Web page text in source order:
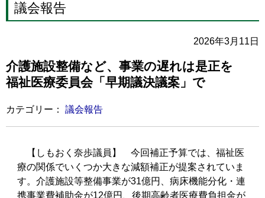
議会報告
2026年3月11日
介護施設整備など、事業の遅れは是正を
福祉医療委員会「早期議決議案」で
カテゴリー： 議会報告
【しもおく奈歩議員】今回補正予算では、福祉医
療の関係でいくつか大きな減額補正が提案されていま
す。介護施設等整備事業が31億円、病床機能分化・連
携事業費補助金が12億円、後期高齢者医療費負担金が